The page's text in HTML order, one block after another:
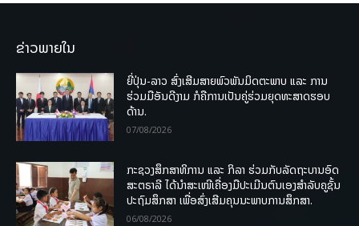
ຂ່າວພາຍໃນ
ຍີ່ປຸ່ນ-ລາວ ສົ່ງເສີມສາຍພົວພັນມິດຕະພາບ ແລະ ການ
ຮ່ວມມືອັນດີງາມ ກໍຄືການເປັນຄູ່ຮ່ວມຍຸດທະສາດຮອບ
ດ້ານ.
07/08/2026
ກະຊວງສຶກສາທິການ ແລະ ກິລາ ຮ່ວມກັບລັດຖະບານອົດ
ສະຕຣາລີ ໄດ້ນຳສະເໜີເຄື່ອງມືປະເມີນຕົນເອງສຳລັບຄູຊັ້ນ
ປະຖົມສຶກສາ ເພື່ອສົ່ງເສີມຄຸນນະພາບການສຶກສາ.
06/08/2026